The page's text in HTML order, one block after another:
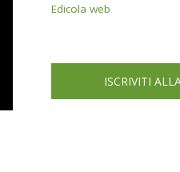
Edicola web
ISCRIVITI